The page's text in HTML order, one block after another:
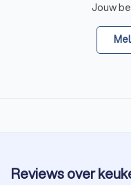
Jouw
Reviews over